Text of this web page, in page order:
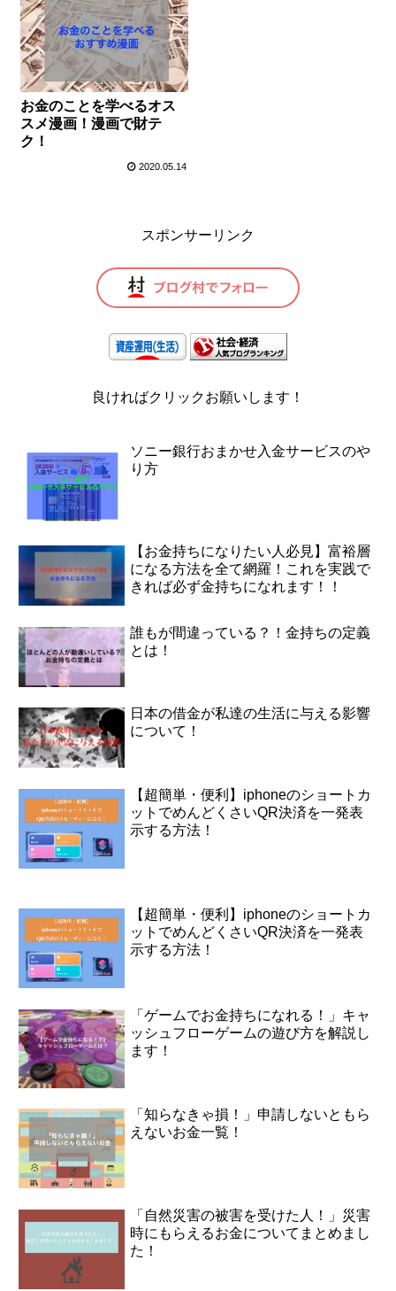
お金のことを学べるオス
スメ漫画！漫画で財テ
ク！
2020.05.14
スポンサーリンク
良ければクリックお願いします！
ソニー銀行おまかせ入金サービスのや
り方
【お金持ちになりたい人必見】富裕層
になる方法を全て網羅！これを実践で
きれば必ず金持ちになれます！！
誰もが間違っている？！金持ちの定義
とは！
日本の借金が私達の生活に与える影響
について！
【超簡単・便利】iphoneのショートカ
ットでめんどくさいQR決済を一発表
示する方法！
【超簡単・便利】iphoneのショートカ
ットでめんどくさいQR決済を一発表
示する方法！
「ゲームでお金持ちになれる！」キャ
ッシュフローゲームの遊び方を解説し
ます！
「知らなきゃ損！」申請しないともら
えないお金一覧！
「自然災害の被害を受けた人！」災害
時にもらえるお金についてまとめまし
た！